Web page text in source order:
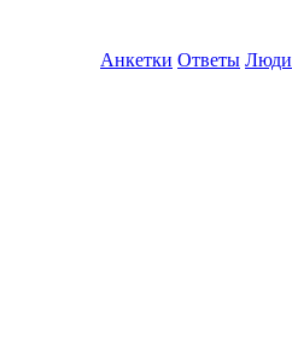
Анкетки Ответы Люди